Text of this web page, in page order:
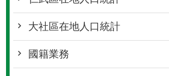
大社區在地人口統計
國籍業務